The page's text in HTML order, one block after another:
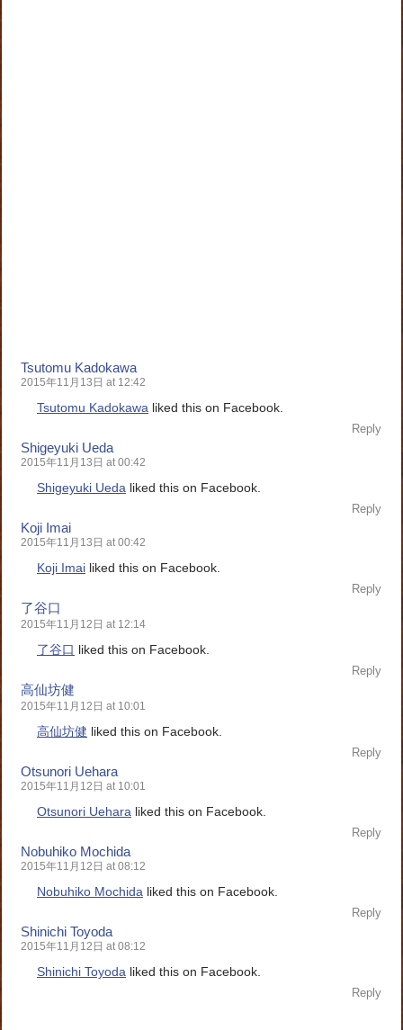
Tsutomu Kadokawa
2015年11月13日 at 12:42
Tsutomu Kadokawa liked this on Facebook.
Reply
Shigeyuki Ueda
2015年11月13日 at 00:42
Shigeyuki Ueda liked this on Facebook.
Reply
Koji Imai
2015年11月13日 at 00:42
Koji Imai liked this on Facebook.
Reply
了谷口
2015年11月12日 at 12:14
了谷口 liked this on Facebook.
Reply
高仙坊健
2015年11月12日 at 10:01
高仙坊健 liked this on Facebook.
Reply
Otsunori Uehara
2015年11月12日 at 10:01
Otsunori Uehara liked this on Facebook.
Reply
Nobuhiko Mochida
2015年11月12日 at 08:12
Nobuhiko Mochida liked this on Facebook.
Reply
Shinichi Toyoda
2015年11月12日 at 08:12
Shinichi Toyoda liked this on Facebook.
Reply